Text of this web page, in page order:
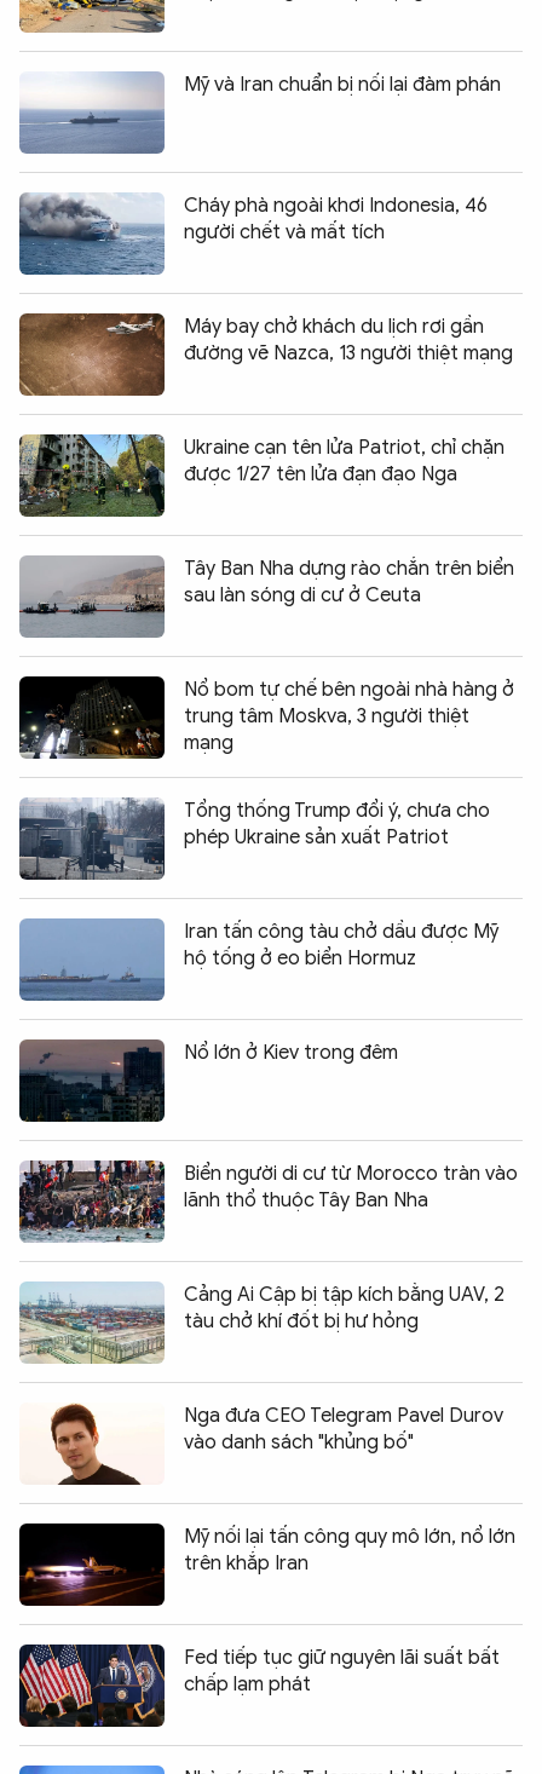
Mỹ và Iran chuẩn bị nối lại đàm phán
Cháy phà ngoài khơi Indonesia, 46
người chết và mất tích
Máy bay chở khách du lịch rơi gần
đường vẽ Nazca, 13 người thiệt mạng
Ukraine cạn tên lửa Patriot, chỉ chặn
được 1/27 tên lửa đạn đạo Nga
Tây Ban Nha dựng rào chắn trên biển
sau làn sóng di cư ở Ceuta
Nổ bom tự chế bên ngoài nhà hàng ở
trung tâm Moskva, 3 người thiệt
mạng
Tổng thống Trump đổi ý, chưa cho
phép Ukraine sản xuất Patriot
Iran tấn công tàu chở dầu được Mỹ
hộ tống ở eo biển Hormuz
Nổ lớn ở Kiev trong đêm
Biển người di cư từ Morocco tràn vào
lãnh thổ thuộc Tây Ban Nha
Cảng Ai Cập bị tập kích bằng UAV, 2
tàu chở khí đốt bị hư hỏng
Nga đưa CEO Telegram Pavel Durov
vào danh sách "khủng bố"
Mỹ nối lại tấn công quy mô lớn, nổ lớn
trên khắp Iran
Fed tiếp tục giữ nguyên lãi suất bất
chấp lạm phát